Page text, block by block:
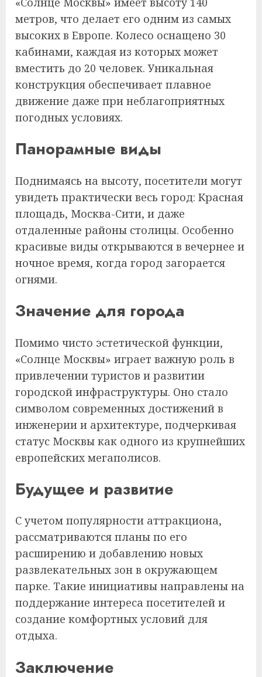
метров, что делает его одним из самых
высоких в Европе. Колесо оснащено 30
кабинами, каждая из которых может
вместить до 20 человек. Уникальная
конструкция обеспечивает плавное
движение даже при неблагоприятных
погодных условиях.
Панорамные виды
Поднимаясь на высоту, посетители могут
увидеть практически весь город: Красная
площадь, Москва-Сити, и даже
отдаленные районы столицы. Особенно
красивые виды открываются в вечернее и
ночное время, когда город загорается
огнями.
Значение для города
Помимо чисто эстетической функции,
«Солнце Москвы» играет важную роль в
привлечении туристов и развитии
городской инфраструктуры. Оно стало
символом современных достижений в
инженерии и архитектуре, подчеркивая
статус Москвы как одного из крупнейших
европейских мегаполисов.
Будущее и развитие
С учетом популярности аттракциона,
рассматриваются планы по его
расширению и добавлению новых
развлекательных зон в окружающем
парке. Такие инициативы направлены на
поддержание интереса посетителей и
создание комфортных условий для
отдыха.
Заключение